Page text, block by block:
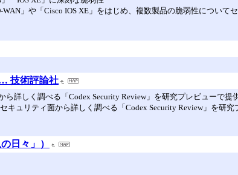
WAN」や「Cisco IOS XE」をはじめ、複数製品の脆弱性につい
技術評論社
詳しく調べる「Codex Security Review」を研究プレビューで提
キュリティ面から詳しく調べる「Codex Security Review」を研究
日々」）